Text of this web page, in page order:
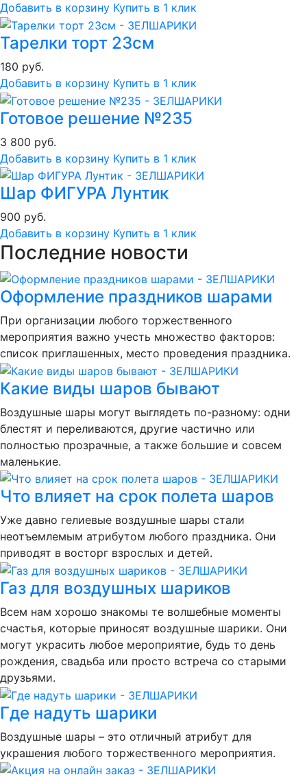
Добавить в корзину Купить в 1 клик
Тарелки торт 23см
180 руб.
Добавить в корзину Купить в 1 клик
Готовое решение №235
3 800 руб.
Добавить в корзину Купить в 1 клик
Шар ФИГУРА Лунтик
900 руб.
Добавить в корзину Купить в 1 клик
Последние новости
Оформление праздников шарами
При организации любого торжественного
мероприятия важно учесть множество факторов:
список приглашенных, место проведения праздника.
Какие виды шаров бывают
Воздушные шары могут выглядеть по-разному: одни
блестят и переливаются, другие частично или
полностью прозрачные, а также большие и совсем
маленькие.
Что влияет на срок полета шаров
Уже давно гелиевые воздушные шары стали
неотъемлемым атрибутом любого праздника. Они
приводят в восторг взрослых и детей.
Газ для воздушных шариков
Всем нам хорошо знакомы те волшебные моменты
счастья, которые приносят воздушные шарики. Они
могут украсить любое мероприятие, будь то день
рождения, свадьба или просто встреча со старыми
друзьями.
Где надуть шарики
Воздушные шары – это отличный атрибут для
украшения любого торжественного мероприятия.